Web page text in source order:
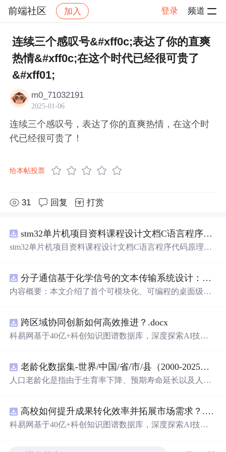
前端社区 加入 登录 频道
社区 前端社区 感慨 帖子详情
连续三个感叹号&#xff0c;表达了你的直爽
热情&#xff0c;在这个时代已经很可贵了
&#xff01;
m0_71032191
2025-01-06
连续三个感叹号，表达了你的直爽热情，在这个时
代已经很可贵了！
给本帖投票
31 回复 打赏
stm32单片机项目资料课程设计文档C语言程序代码原理图电路PCB实例无线智能报警器的设计
stm32单片机项目资料课程设计文档C语言程序代码原理图
分子通信基于化学信号的文本传输系统设计：桌面式实验平台实现与非线性特性分析
内容概要：本文介绍了首个可模块化、可编程的桌面级分
扇控制气流，实现了基于化学扩散与流动辅助的通信机
制。研究展示了系统的非线性特性，验证了即使在非理想
验提供了低成本、易复现的硬件平台。; 适合人群：具备电
子工程、通信系统或交叉学科背景，从事纳米技术、生物
通信或新型通信系统研究的科研人员及研究生。; 使用场景
本原理；②作为测试平台研究非线性信道建模、环境干
扰、流量调控对通信性能的影响；③推动面向管道、地
下、水下或体内等电磁不可行场景的替代通信技术发展。;
实验设计细节（如调制方式、协议设计、检测算法），并
跨区域协同创新如何高效推进？.docx
科易网基于40亿+科创知识图谱数据库，深度探索AI技术
新领域的AI+数智化解决方案，推动科技创新与产业创新
智能化发展。
老龄化数据集-世界/中国/省/市/县（2000-2025年）
人口老龄化是指由于生育率下降、预期寿命延长以及人口
提高的长期过程 从统计衡量标准看，国际上通常采用60岁
及以上人口占比或65岁及以上人口占比衡量人口老龄化程
高校如何提升成果转化效率并拓展市场需求？.docx
科易网基于40亿+科创知识图谱数据库，深度探索AI技术